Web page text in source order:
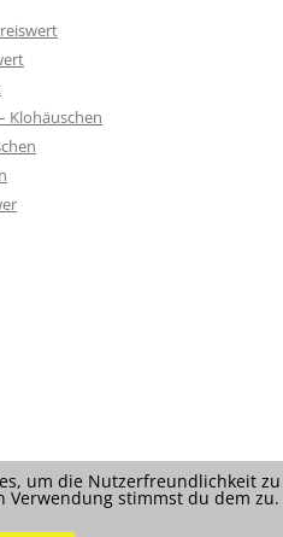
Klohäuschen
um die Nutzerfreundlichkeit zu
stimmst du dem zu.